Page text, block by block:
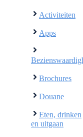
Activiteiten
Apps
Brochures
Douane
Eten, drinken
en uitgaan